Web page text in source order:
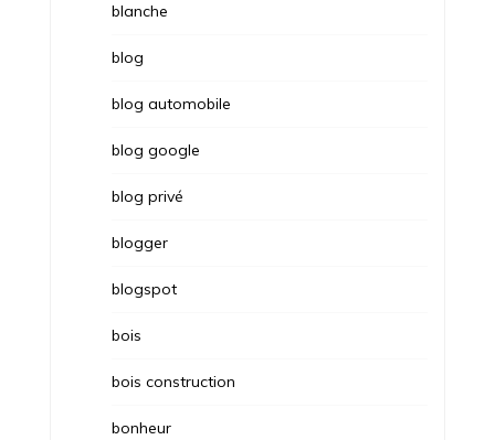
blanche
blog
blog automobile
blog google
blog privé
blogger
blogspot
bois
bois construction
bonheur